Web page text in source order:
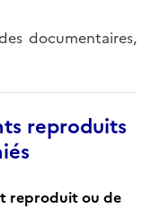
documentaires,
reproduits
reproduit ou de